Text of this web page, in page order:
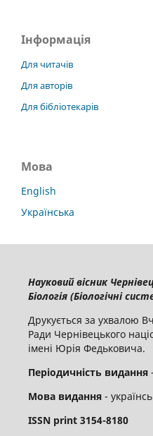
Інформація
Для читачів
Для авторів
Для бібліотекарів
Мова
English
Українська
Науковий вісник
Біологія (Біологічні
Друкується за ухвалою
Ради Чернівецького
імені Юрія Федьковича.
Періодичність видання
Мова видання-
ISSN print 3154-8180